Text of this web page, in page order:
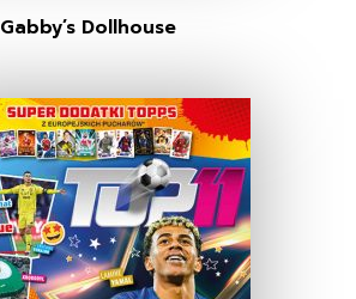
Gabby’s Dollhouse